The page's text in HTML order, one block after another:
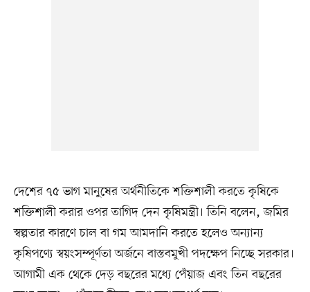
দেশের ৭৫ ভাগ মানুষের অর্থনীতিকে শক্তিশালী করতে কৃষিকে
শক্তিশালী করার ওপর তাগিদ দেন কৃষিমন্ত্রী। তিনি বলেন, জমির
স্বল্পতার কারণে চাল বা গম আমদানি করতে হলেও অন্যান্য
কৃষিপণ্যে স্বয়ংসম্পূর্ণতা অর্জনে বাস্তবমুখী পদক্ষেপ নিচ্ছে সরকার।
আগামী এক থেকে দেড় বছরের মধ্যে পেঁয়াজ এবং তিন বছরের